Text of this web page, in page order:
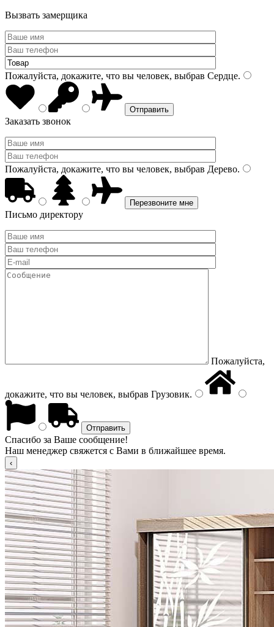
Вызвать замерщика
Пожалуйста, докажите, что вы человек, выбрав Сердце.
Заказать звонок
Пожалуйста, докажите, что вы человек, выбрав Дерево.
Письмо директору
Пожалуйста,
докажите, что вы человек, выбрав Грузовик.
Спасибо за Ваше сообщение!
Наш менеджер свяжется с Вами в ближайшее время.